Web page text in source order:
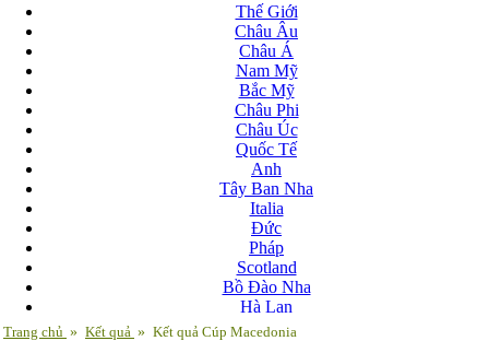
Thế Giới
Châu Âu
Châu Á
Nam Mỹ
Bắc Mỹ
Châu Phi
Châu Úc
Quốc Tế
Anh
Tây Ban Nha
Italia
Đức
Pháp
Scotland
Bồ Đào Nha
Hà Lan
Nga
Trang chủ » Kết quả » Kết quả Cúp Macedonia